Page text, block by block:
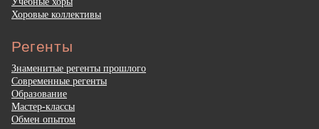
Хоровые коллективы
Регенты
Знаменитые регенты прошлого
Современные регенты
Образование
Мастер-классы
Обмен опытом